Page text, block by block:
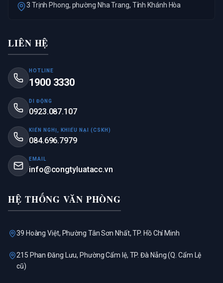
3 Trịnh Phong, phường Nha Trang, Tỉnh Khánh Hòa
LIÊN HỆ
HOTLINE
1900 3330
DI ĐỘNG
0923.087.107
KIẾN NGHỊ, KHIẾU NẠI (CSKH)
084.696.7979
EMAIL
info@congtyluatacc.vn
HỆ THỐNG VĂN PHÒNG
39 Hoàng Việt, Phường Tân Sơn Nhất, TP. Hồ Chí Minh
215 Phan Đăng Lưu, Phường Cẩm lệ, TP. Đà Nẵng (Q. Cẩm Lệ
cũ)